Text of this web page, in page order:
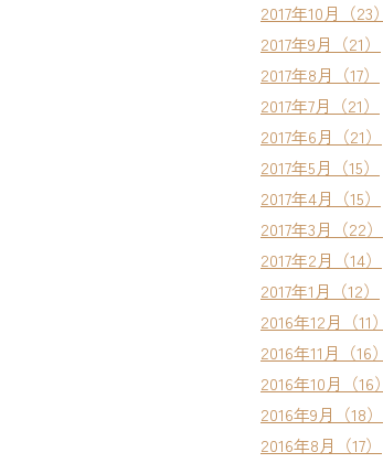
2017年10月（23）
2017年9月（21）
2017年8月（17）
2017年7月（21）
2017年6月（21）
2017年5月（15）
2017年4月（15）
2017年3月（22）
2017年2月（14）
2017年1月（12）
2016年12月（11）
2016年11月（16）
2016年10月（16）
2016年9月（18）
2016年8月（17）